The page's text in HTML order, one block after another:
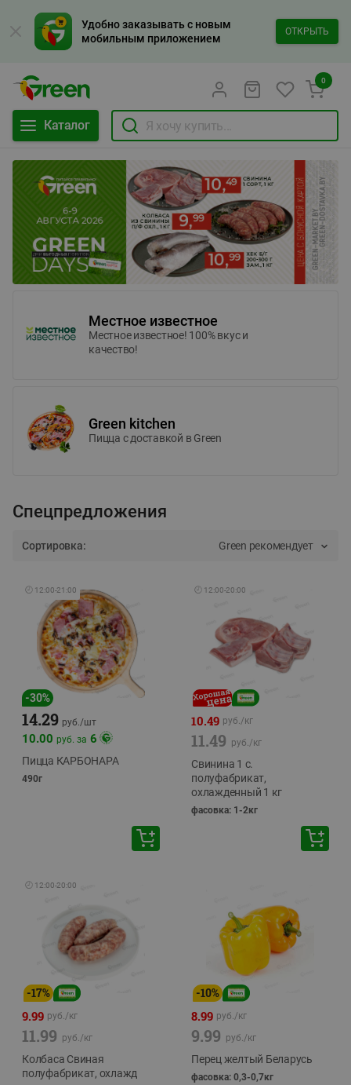
Удобно заказывать с новым
мобильным приложением
ОТКРЫТЬ
Каталог
0
Местное известное
Местное известное! 100% вкус и
качество!
Green kitchen
Пицца c доставкой в Green
Спецпредложения
Сортировка: Green рекомендует
🕘 12:00-21:00
-30%
14.29 руб./шт
10.00 руб. за 6
Пицца КАРБОНАРА
490г
🕘 12:00-20:00
10.49 руб./кг
11.49 руб./кг
Свинина 1 с.
полуфабрикат,
охлажденный 1 кг
фасовка: 1-2кг
🕘 12:00-20:00
-17%
9.99 руб./кг
11.99 руб./кг
Колбаса Свиная
полуфабрикат, охлажд
-10%
8.99 руб./кг
9.99 руб./кг
Перец желтый Беларусь
фасовка: 0,3-0,7кг